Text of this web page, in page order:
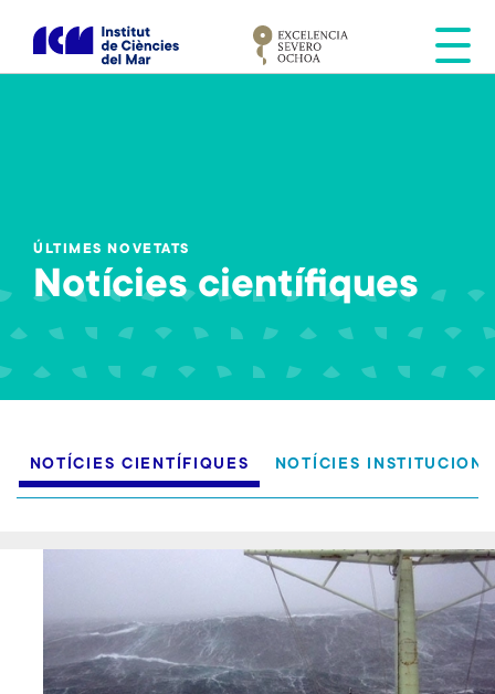
s
n
t
ÚLTIMES NOVETATS
Notícies científiques
científicas
NOTÍCIES CIENTÍFIQUES NOTÍCIES